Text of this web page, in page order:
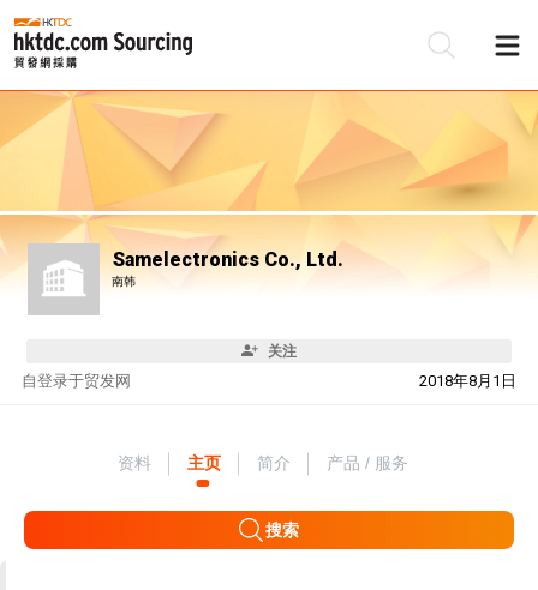
Samelectronics Co., Ltd.
南韩
关注
自 2018年8月1日
登录于贸发网
资料 主页 简介 产品 / 服务
搜索